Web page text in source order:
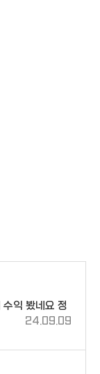
익 봤네요 정
24.09.09